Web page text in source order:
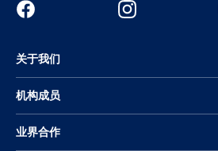
关于我们
机构成员
业界合作